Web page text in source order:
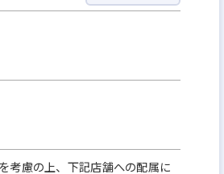
考慮の上、下記店舗への配属に